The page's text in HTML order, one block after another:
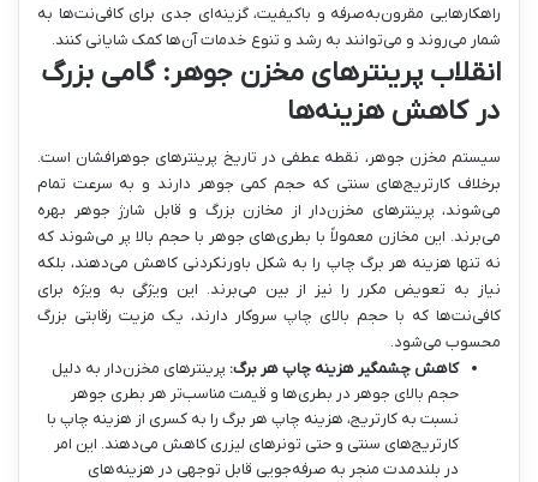
راهکارهایی مقرون‌به‌صرفه و باکیفیت، گزینه‌ای جدی برای کافی‌نت‌ها به
شمار می‌روند و می‌توانند به رشد و تنوع خدمات آن‌ها کمک شایانی کنند.
انقلاب پرینترهای مخزن جوهر: گامی بزرگ
در کاهش هزینه‌ها
سیستم مخزن جوهر، نقطه عطفی در تاریخ پرینترهای جوهرافشان است.
برخلاف کارتریج‌های سنتی که حجم کمی جوهر دارند و به سرعت تمام
می‌شوند، پرینترهای مخزن‌دار از مخازن بزرگ و قابل شارژ جوهر بهره
می‌برند. این مخازن معمولاً با بطری‌های جوهر با حجم بالا پر می‌شوند که
نه تنها هزینه هر برگ چاپ را به شکل باورنکردنی کاهش می‌دهند، بلکه
نیاز به تعویض مکرر را نیز از بین می‌برند. این ویژگی به ویژه برای
کافی‌نت‌ها که با حجم بالای چاپ سروکار دارند، یک مزیت رقابتی بزرگ
محسوب می‌شود.
کاهش چشمگیر هزینه چاپ هر برگ: پرینترهای مخزن‌دار به دلیل
حجم بالای جوهر در بطری‌ها و قیمت مناسب‌تر هر بطری جوهر
نسبت به کارتریج، هزینه چاپ هر برگ را به کسری از هزینه چاپ با
کارتریج‌های سنتی و حتی تونرهای لیزری کاهش می‌دهند. این امر
در بلندمدت منجر به صرفه‌جویی قابل توجهی در هزینه‌های